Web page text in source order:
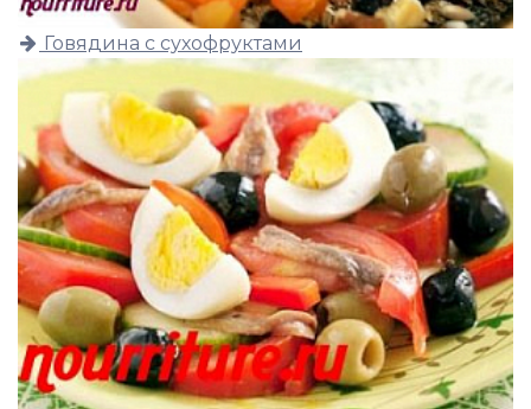
Говядина с сухофруктами